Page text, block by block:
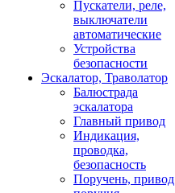
Пускатели, реле,
выключатели
автоматические
Устройства
безопасности
Эскалатор, Траволатор
Балюстрада
эскалатора
Главный привод
Индикация,
проводка,
безопасность
Поручень, привод